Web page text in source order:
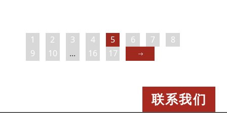
1 2 3 4 5 6 7
8
9
10 ... 16 17
联系我们